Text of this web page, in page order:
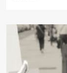
La
Mesa
del
Tren
al